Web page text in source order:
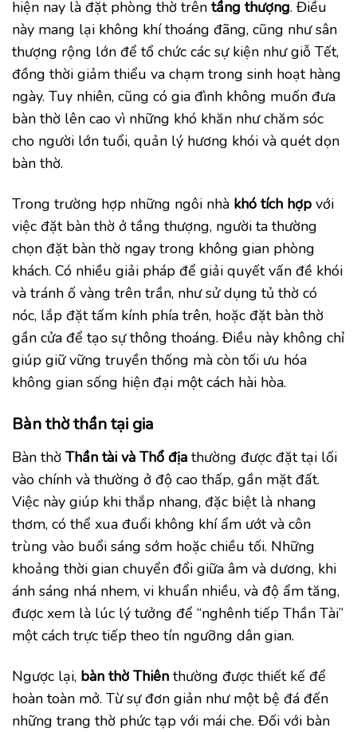
hiện nay là đặt phòng thờ trên tầng thượng. Điều
này mang lại không khí thoáng đãng, cũng như sân
thượng rộng lớn để tổ chức các sự kiện như giỗ Tết,
đồng thời giảm thiểu va chạm trong sinh hoạt hàng
ngày. Tuy nhiên, cũng có gia đình không muốn đưa
bàn thờ lên cao vì những khó khăn như chăm sóc
cho người lớn tuổi, quản lý hương khói và quét dọn
bàn thờ.
Trong trường hợp những ngôi nhà khó tích hợp với
việc đặt bàn thờ ở tầng thượng, người ta thường
chọn đặt bàn thờ ngay trong không gian phòng
khách. Có nhiều giải pháp để giải quyết vấn đề khói
và tránh ố vàng trên trần, như sử dụng tủ thờ có
nóc, lắp đặt tấm kính phía trên, hoặc đặt bàn thờ
gần cửa để tạo sự thông thoáng. Điều này không chỉ
giúp giữ vững truyền thống mà còn tối ưu hóa
không gian sống hiện đại một cách hài hòa.
Bàn thờ thần tại gia
Bàn thờ Thần tài và Thổ địa thường được đặt tại lối
vào chính và thường ở độ cao thấp, gần mặt đất.
Việc này giúp khi thắp nhang, đặc biệt là nhang
thơm, có thể xua đuổi không khí ẩm ướt và côn
trùng vào buổi sáng sớm hoặc chiều tối. Những
khoảng thời gian chuyển đổi giữa âm và dương, khi
ánh sáng nhá nhem, vi khuẩn nhiều, và độ ẩm tăng,
được xem là lúc lý tưởng để “nghênh tiếp Thần Tài”
một cách trực tiếp theo tín ngưỡng dân gian.
Ngược lại, bàn thờ Thiên thường được thiết kế để
hoàn toàn mở. Từ sự đơn giản như một bệ đá đến
những trang thờ phức tạp với mái che. Đối với bàn